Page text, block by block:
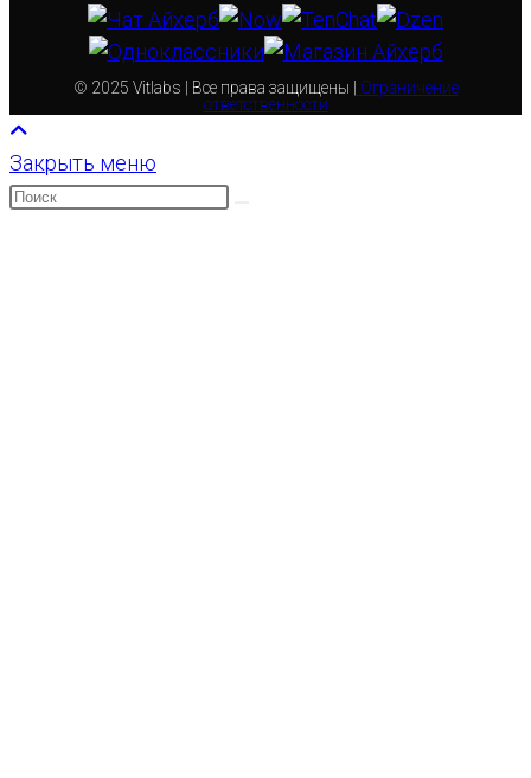
© 2025 Vitlabs | Все права защищены |
Ограничение
ответственности
Закрыть меню